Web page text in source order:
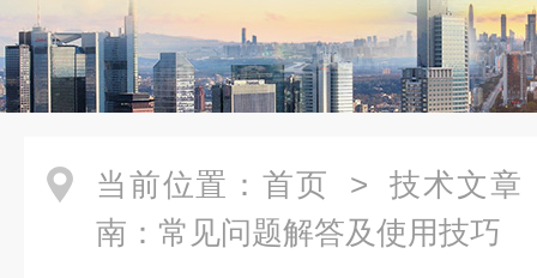
当前位置： 首页 > 技术文章
南：常见问题解答及使用技巧